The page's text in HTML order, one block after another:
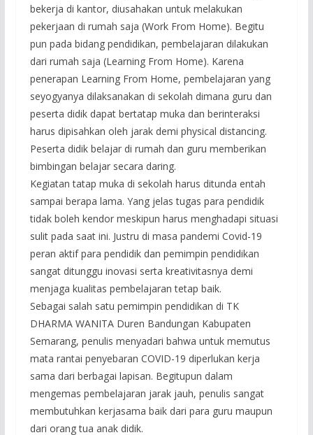
bekerja di kantor, diusahakan untuk melakukan
pekerjaan di rumah saja (Work From Home). Begitu
pun pada bidang pendidikan, pembelajaran dilakukan
dari rumah saja (Learning From Home). Karena
penerapan Learning From Home, pembelajaran yang
seyogyanya dilaksanakan di sekolah dimana guru dan
peserta didik dapat bertatap muka dan berinteraksi
harus dipisahkan oleh jarak demi physical distancing.
Peserta didik belajar di rumah dan guru memberikan
bimbingan belajar secara daring.
Kegiatan tatap muka di sekolah harus ditunda entah
sampai berapa lama. Yang jelas tugas para pendidik
tidak boleh kendor meskipun harus menghadapi situasi
sulit pada saat ini. Justru di masa pandemi Covid-19
peran aktif para pendidik dan pemimpin pendidikan
sangat ditunggu inovasi serta kreativitasnya demi
menjaga kualitas pembelajaran tetap baik.
Sebagai salah satu pemimpin pendidikan di TK
DHARMA WANITA Duren Bandungan Kabupaten
Semarang, penulis menyadari bahwa untuk memutus
mata rantai penyebaran COVID-19 diperlukan kerja
sama dari berbagai lapisan. Begitupun dalam
mengemas pembelajaran jarak jauh, penulis sangat
membutuhkan kerjasama baik dari para guru maupun
dari orang tua anak didik.